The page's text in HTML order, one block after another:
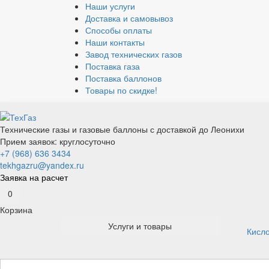
Наши услуги
Доставка и самовывоз
Способы оплаты
Наши контакты
Завод технических газов
Поставка газа
Поставка баллонов
Товары по скидке!
Технические газы и газовые баллоны с доставкой до Леонихи
Прием заявок: круглосуточно
+7 (968) 636 3434
tekhgazru@yandex.ru
Заявка на расчет
0
Корзина
Услуги и товары